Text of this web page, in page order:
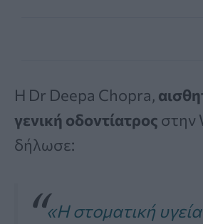
Η Dr Deepa Chopra,
γενική οδοντίατρος στην
δήλωσε:
«Η στοματική